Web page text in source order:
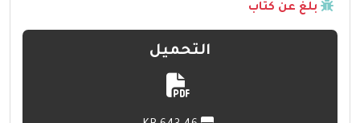
بلّغ عن كتاب
التحميل